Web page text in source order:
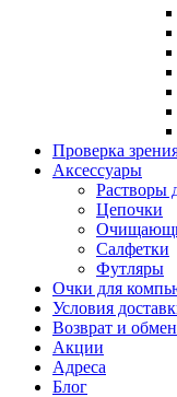
Проверка
Аксессуары
Растворы
Цепочки
Салфетки
Футляры
Очки для
Условия
Возврат и обмен
Акции
Адреса
Блог